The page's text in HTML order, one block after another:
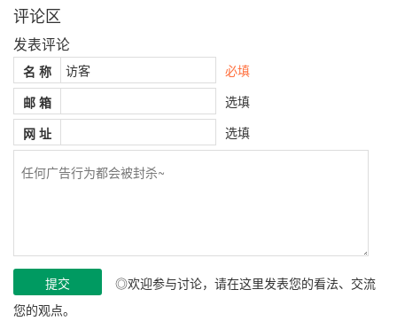
评论区
发表评论
名 称
必填
邮 箱
选填
网 址
选填
◎欢迎参与讨论，请在这里发表您的看法、交流
您的观点。